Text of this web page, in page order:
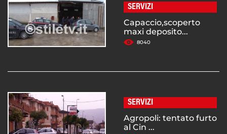
SERVIZI
Capaccio,scoperto
maxi deposito...
8040
SERVIZI
Agropoli: tentato furto
al Cin ...